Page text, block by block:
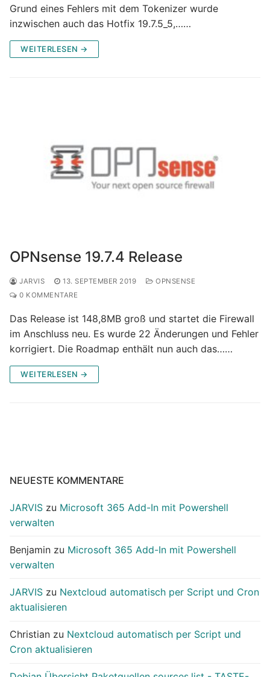
Grund eines Fehlers mit dem Tokenizer wurde
inzwischen auch das Hotfix 19.7.5_5,……
WEITERLESEN →
OPNsense 19.7.4 Release
JARVIS 13. SEPTEMBER 2019
OPNSENSE
0 KOMMENTARE
Das Release ist 148,8MB groß und startet die Firewall
im Anschluss neu. Es wurde 22 Änderungen und Fehler
korrigiert. Die Roadmap enthält nun auch das……
WEITERLESEN →
NEUESTE KOMMENTARE
JARVIS zu Microsoft 365 Add-In mit Powershell
verwalten
Benjamin zu Microsoft 365 Add-In mit Powershell
verwalten
JARVIS zu Nextcloud automatisch per Script und Cron
aktualisieren
Christian zu Nextcloud automatisch per Script und
Cron aktualisieren